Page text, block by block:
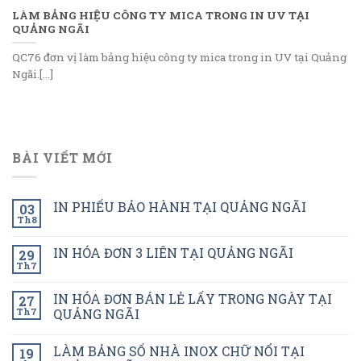
LÀM BẢNG HIỆU CÔNG TY MICA TRONG IN UV TẠI
QUẢNG NGÃI
QC76 đơn vị làm bảng hiệu công ty mica trong in UV tại Quảng
Ngãi.[...]
BÀI VIẾT MỚI
03
Th8
IN PHIẾU BẢO HÀNH TẠI QUẢNG NGÃI
29
Th7
IN HÓA ĐƠN 3 LIÊN TẠI QUẢNG NGÃI
27
Th7
IN HÓA ĐƠN BÁN LẺ LẤY TRONG NGÀY TẠI
QUẢNG NGÃI
19
LÀM BẢNG SỐ NHÀ INOX CHỮ NỔI TẠI